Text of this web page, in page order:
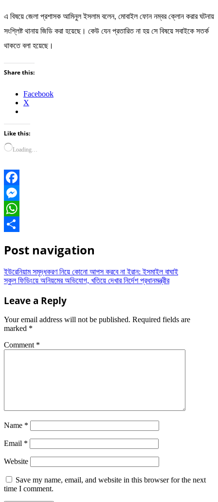
এ বিষয়ে জেলা প্রশাসক আমিনুল ইসলাম বলেন, মোবাইল ফোন নম্বর ক্লোন করার ঘটনায়
সংশ্লিষ্ট থানায় জিডি করা হয়েছে। কেউ যেন প্রতারিত না হয় সে বিষয়ে সবাইকে সতর্ক
থাকতে বলা হয়েছে।
Share this:
Facebook
X
Like this:
Loading…
Facebook
Messenger
WhatsApp
Post navigation
ইউরেনিয়াম সমৃদ্ধকরণ নিয়ে কোনো আপস করবে না ইরান: ইসমাইল বাঘাই
স্কুল ফিডিংয়ে অনিয়মের অভিযোগ, খতিয়ে দেখার নির্দেশ প্রধানমন্ত্রীর
Leave a Reply
Your email address will not be published. Required fields are
marked *
Comment *
Name *
Email *
Website
Save my name, email, and website in this browser for the next
time I comment.